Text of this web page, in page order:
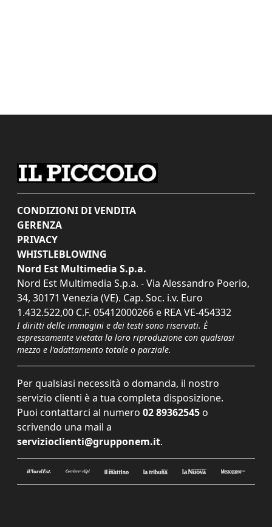
CONDIZIONI DI VENDITA
GERENZA
PRIVACY
WHISTLEBLOWING
Nord Est Multimedia S.p.a.
Nord Est Multimedia S.p.a. - Via Alessandro Poerio,
34, 30171 Venezia (VE). Cap. Soc. i.v. Euro
1.432.522,00 C.F. 05412000266 e REA VE-454332
I diritti delle immagini e dei testi sono riservati. È
espressamente vietata la loro riproduzione con qualsiasi
mezzo e l'adattamento totale o parziale.
Per qualsiasi necessità o domanda, il nostro
servizio clienti è a tua completa disposizione.
Puoi contattarci al numero 02 89362545 o
scrivendo una mail a
servizioclienti@grupponem.it.